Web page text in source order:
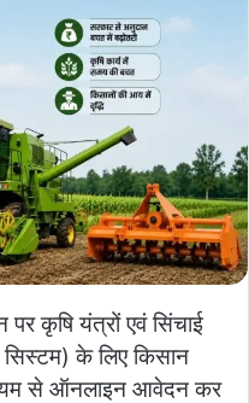
पर कृषि यंत्रों एवं सिंचाई
के लिए किसान
से ऑनलाइन आवेदन कर